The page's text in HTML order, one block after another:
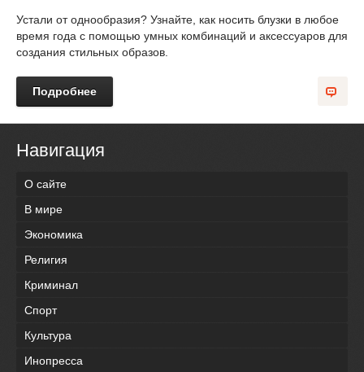
Устали от однообразия? Узнайте, как носить блузки в любое
время года с помощью умных комбинаций и аксессуаров для
создания стильных образов.
Подробнее
Навигация
О сайте
В мире
Экономика
Религия
Криминал
Спорт
Культура
Инопресса